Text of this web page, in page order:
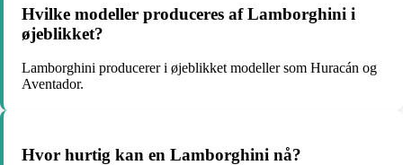
Hvilke modeller produceres af Lamborghini i
øjeblikket?
Lamborghini producerer i øjeblikket modeller som Huracán og
Aventador.
Hvor hurtig kan en Lamborghini nå?